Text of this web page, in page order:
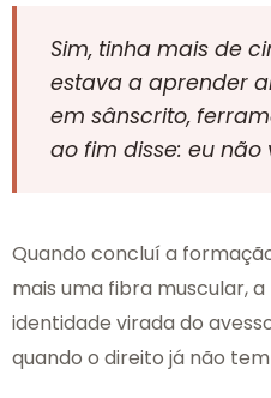
Sim, tinha mais de
estava a aprender
em sânscrito,
ao fim disse: eu não
Quando concluí a
mais uma fibra muscular,
identidade virada do
quando o direito já não